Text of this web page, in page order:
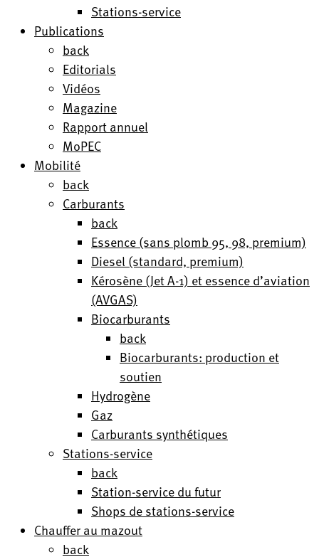
Stations-service
Publications
back
Editorials
Vidéos
Magazine
Rapport annuel
MoPEC
Mobilité
back
Carburants
back
Essence (sans plomb 95, 98, premium)
Diesel (standard, premium)
Kérosène (Jet A-1) et essence d’aviation
(AVGAS)
Biocarburants
back
Biocarburants: production et
soutien
Hydrogène
Gaz
Carburants synthétiques
Stations-service
back
Station-service du futur
Shops de stations-service
Chauffer au mazout
back